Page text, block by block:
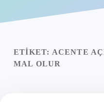
Yasal Uyarı
ETIKET: ACENTE
MAL OLUR